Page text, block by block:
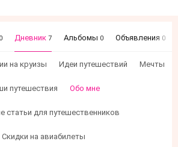
0 Дневник 7 Альбомы 0 Объявления 0
на круизы Идеи путешествий Мечты
путешествия Обо мне
статьи для путешественников
Скидки на авиабилеты